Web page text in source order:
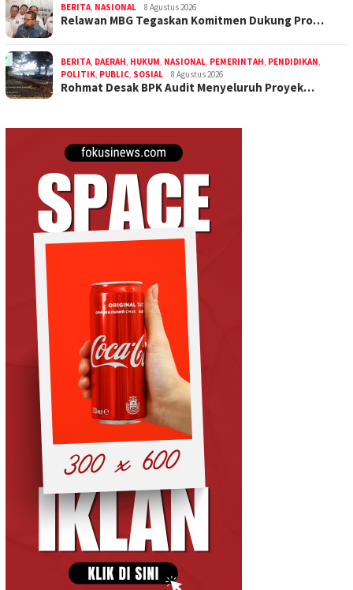
BERITA NASIONAL 8 Agustus 2026
Relawan MBG Tegaskan Komitmen Dukung Pro…
BERITA DAERAH HUKUM NASIONAL PEMERINTAH PENDIDIKAN
POLITIK PUBLIC SOSIAL 8 Agustus 2026
Rohmat Desak BPK Audit Menyeluruh Proyek…